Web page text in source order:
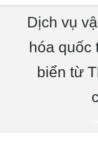
Dịch vụ
hóa quốc
biển từ